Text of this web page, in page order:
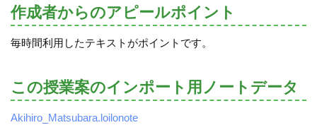
作成者からのアピールポイント
毎時間利用したテキストがポイントです。
この授業案のインポート用ノートデータ
Akihiro_Matsubara.loilonote